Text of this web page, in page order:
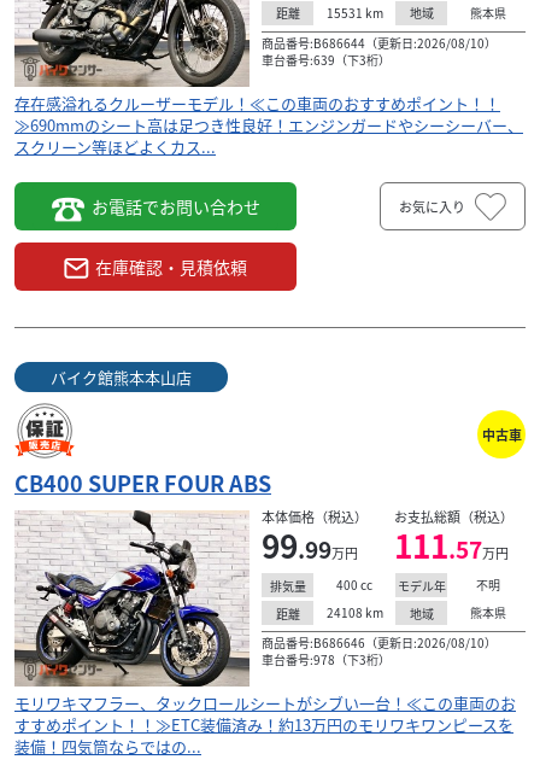
距離
15531 km 地域
熊本県
商品番号:B686644（更新日:2026/08/10）
車台番号:639（下3桁）
存在感溢れるクルーザーモデル！≪この車両のおすすめポイント！！
≫690mmのシート高は足つき性良好！エンジンガードやシーシーバー、
スクリーン等ほどよくカス...
お電話でお問い合わせ
在庫確認・見積依頼
お気に入り
バイク館熊本本山店
中古車
CB400 SUPER FOUR ABS
本体価格（税込）
99.99万円
お支払総額（税込）
111.57万円
排気量 400 cc モデル年
不明
距離
24108 km 地域
熊本県
商品番号:B686646（更新日:2026/08/10）
車台番号:978（下3桁）
モリワキマフラー、タックロールシートがシブい一台！≪この車両のお
すすめポイント！！≫ETC装備済み！約13万円のモリワキワンピースを
装備！四気筒ならではの...